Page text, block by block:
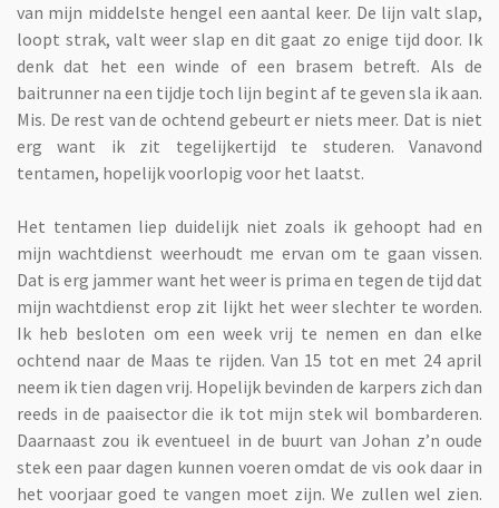
van mijn middelste hengel een aantal keer. De lijn valt slap,
loopt strak, valt weer slap en dit gaat zo enige tijd door. Ik
denk dat het een winde of een brasem betreft. Als de
baitrunner na een tijdje toch lijn begint af te geven sla ik aan.
Mis. De rest van de ochtend gebeurt er niets meer. Dat is niet
erg want ik zit tegelijkertijd te studeren. Vanavond
tentamen, hopelijk voorlopig voor het laatst.
Het tentamen liep duidelijk niet zoals ik gehoopt had en
mijn wachtdienst weerhoudt me ervan om te gaan vissen.
Dat is erg jammer want het weer is prima en tegen de tijd dat
mijn wachtdienst erop zit lijkt het weer slechter te worden.
Ik heb besloten om een week vrij te nemen en dan elke
ochtend naar de Maas te rijden. Van 15 tot en met 24 april
neem ik tien dagen vrij. Hopelijk bevinden de karpers zich dan
reeds in de paaisector die ik tot mijn stek wil bombarderen.
Daarnaast zou ik eventueel in de buurt van Johan z’n oude
stek een paar dagen kunnen voeren omdat de vis ook daar in
het voorjaar goed te vangen moet zijn. We zullen wel zien.